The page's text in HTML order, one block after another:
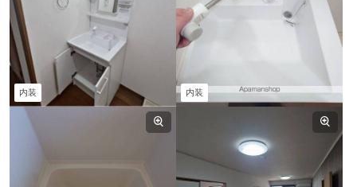
内装 内装